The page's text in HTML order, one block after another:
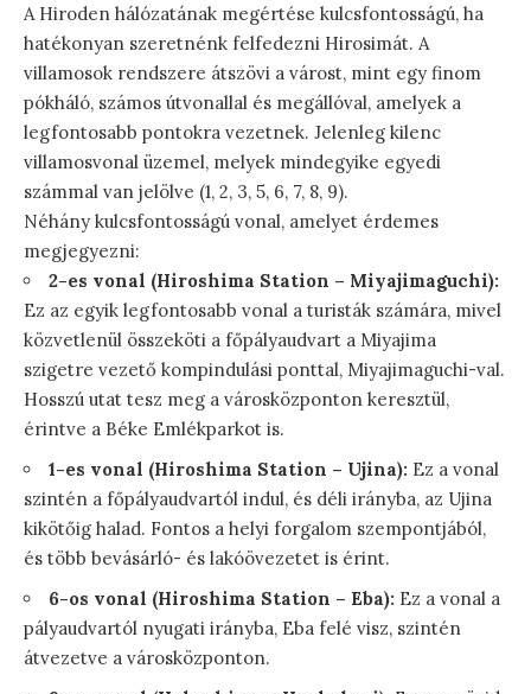
A Hiroden hálózatának megértése kulcsfontosságú, ha
hatékonyan szeretnénk felfedezni Hirosimát. A
villamosok rendszere átszövi a várost, mint egy finom
pókháló, számos útvonallal és megállóval, amelyek a
legfontosabb pontokra vezetnek. Jelenleg kilenc
villamosvonal üzemel, melyek mindegyike egyedi
számmal van jelölve (1, 2, 3, 5, 6, 7, 8, 9).
Néhány kulcsfontosságú vonal, amelyet érdemes
megjegyezni:
2-es vonal (Hiroshima Station – Miyajimaguchi):
Ez az egyik legfontosabb vonal a turisták számára, mivel
közvetlenül összeköti a főpályaudvart a Miyajima
szigetre vezető kompindulási ponttal, Miyajimaguchi-val.
Hosszú utat tesz meg a városközponton keresztül,
érintve a Béke Emlékparkot is.
1-es vonal (Hiroshima Station – Ujina): Ez a vonal
szintén a főpályaudvartól indul, és déli irányba, az Ujina
kikötőig halad. Fontos a helyi forgalom szempontjából,
és több bevásárló- és lakóövezetet is érint.
6-os vonal (Hiroshima Station – Eba): Ez a vonal a
pályaudvartól nyugati irányba, Eba felé visz, szintén
átvezetve a városközponton.